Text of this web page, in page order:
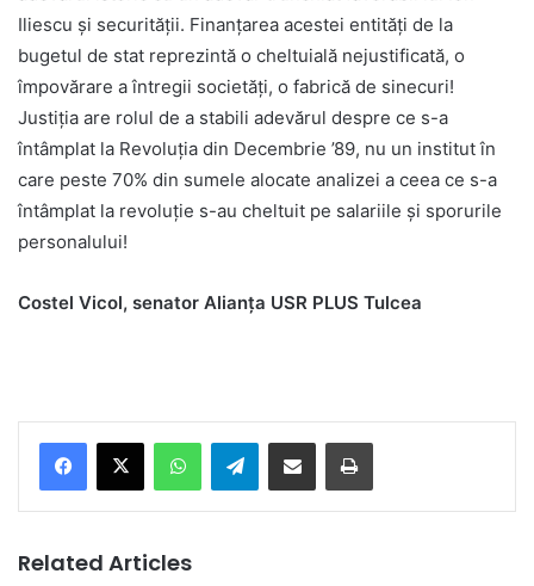
Iliescu și securității. Finanțarea acestei entități de la
bugetul de stat reprezintă o cheltuială nejustificată, o
împovărare a întregii societăți, o fabrică de sinecuri!
Justiția are rolul de a stabili adevărul despre ce s-a
întâmplat la Revoluția din Decembrie ’89, nu un institut în
care peste 70% din sumele alocate analizei a ceea ce s-a
întâmplat la revoluție s-au cheltuit pe salariile și sporurile
personalului!
Costel Vicol, senator Alianţa USR PLUS Tulcea
Telegram
Related Articles